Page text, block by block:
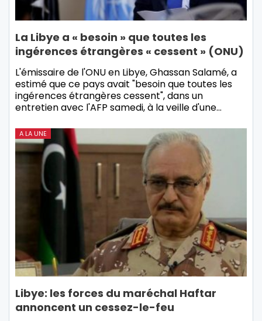
La Libye a « besoin » que toutes les
ingérences étrangères « cessent » (ONU)
L'émissaire de l'ONU en Libye, Ghassan Salamé, a
estimé que ce pays avait "besoin que toutes les
ingérences étrangères cessent", dans un
entretien avec l'AFP samedi, à la veille d'une…
A LA UNE
Libye: les forces du maréchal Haftar
annoncent un cessez-le-feu